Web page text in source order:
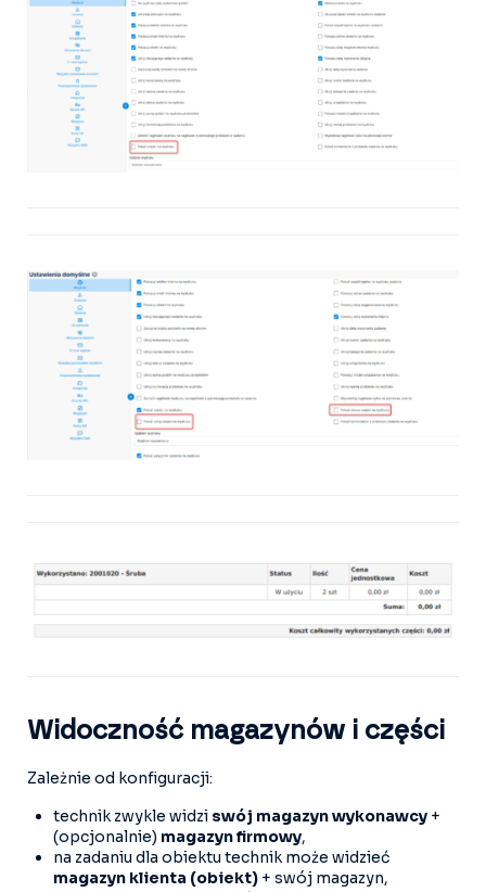
Widoczność magazynów i części
Zależnie od konfiguracji:
technik zwykle widzi swój magazyn wykonawcy +
(opcjonalnie) magazyn firmowy,
na zadaniu dla obiektu technik może widzieć
magazyn klienta (obiekt) + swój magazyn,